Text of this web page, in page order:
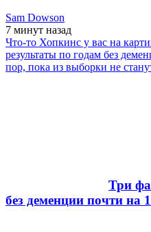
Sam Dowson
7 минут назад
Что-то Хопкинс у вас на
результаты по годам без
пор, пока из выборки не
Три
без деменции почти на